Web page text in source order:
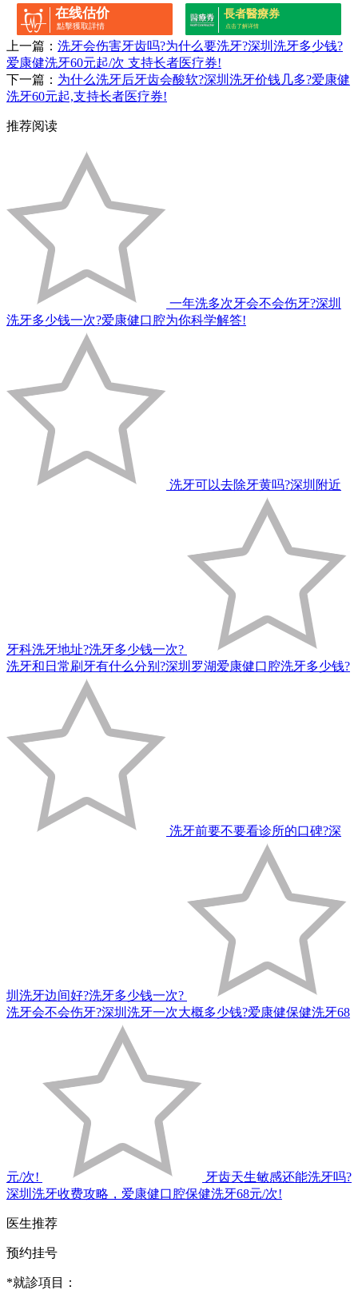
在线估价
點擊獲取詳情
長者醫療券
点击了解详情
上一篇： 洗牙会伤害牙齿吗?为什么要洗牙?深圳洗牙多少钱?
爱康健洗牙60元起/次 支持长者医疗券!
下一篇： 为什么洗牙后牙齿会酸软?深圳洗牙价钱几多?爱康健
洗牙60元起,支持长者医疗券!
推荐阅读
一年洗多次牙会不会伤牙?深圳
洗牙多少钱一次?爱康健口腔为你科学解答!
洗牙可以去除牙黄吗?深圳附近
牙科洗牙地址?洗牙多少钱一次?
洗牙和日常刷牙有什么分别?深圳罗湖爱康健口腔洗牙多少钱?
洗牙前要不要看诊所的口碑?深
圳洗牙边间好?洗牙多少钱一次?
洗牙会不会伤牙?深圳洗牙一次大概多少钱?爱康健保健洗牙68
元/次!
牙齿天生敏感还能洗牙吗?
深圳洗牙收费攻略，爱康健口腔保健洗牙68元/次!
医生推荐
预约挂号
*就診項目：